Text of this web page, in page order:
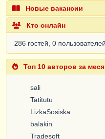
Новые вакансии
Кто онлайн
286 гостей, 0 пользователей
Топ 10 авторов за
sali
Tatitutu
LizkaSosiska
balakin
Tradesoft